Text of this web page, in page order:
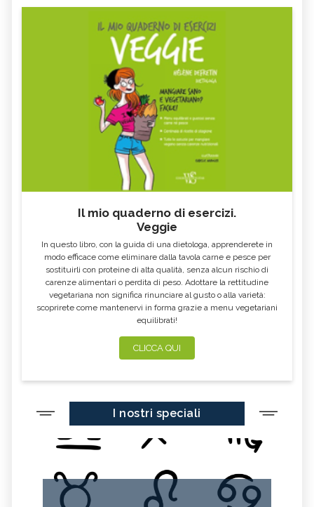
Il mio quaderno di esercizi.
Veggie
In questo libro, con la guida di una dietologa, apprenderete in
modo efficace come eliminare dalla tavola carne e pesce per
sostituirli con proteine di alta qualità, senza alcun rischio di
carenze alimentari o perdita di peso. Adottare la rettitudine
vegetariana non significa rinunciare al gusto o alla varietà:
scoprirete come mantenervi in forma grazie a menu vegetariani
equilibrati!
CLICCA QUI
I nostri speciali